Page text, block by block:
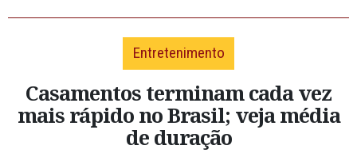
Entretenimento
Casamentos terminam cada vez
mais rápido no Brasil; veja média
de duração